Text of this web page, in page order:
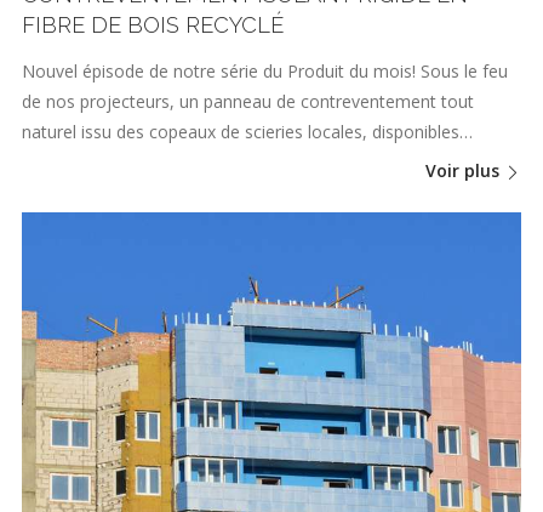
FIBRE DE BOIS RECYCLÉ
Nouvel épisode de notre série du Produit du mois! Sous le feu
de nos projecteurs, un panneau de contreventement tout
naturel issu des copeaux de scieries locales, disponibles…
Voir plus